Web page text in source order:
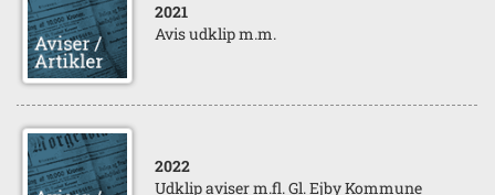
2021
Avis udklip m.m.
2022
Udklip aviser m.fl. Gl. Ejby Kommune